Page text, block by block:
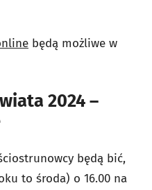
będą możliwe w
2024 –
będą bić,
to środa) o 16.00 na